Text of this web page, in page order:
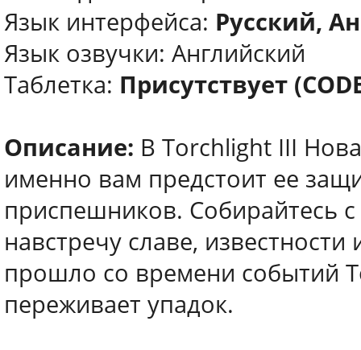
Язык интерфейса: Русский,
Язык озвучки: Английский
Таблетка: Присутствует
Описание: В Torchlight III
именно вам предстоит ее
приспешников. Cобирайтесь
навстречу славе,
прошло со времени событий
переживает упадок.